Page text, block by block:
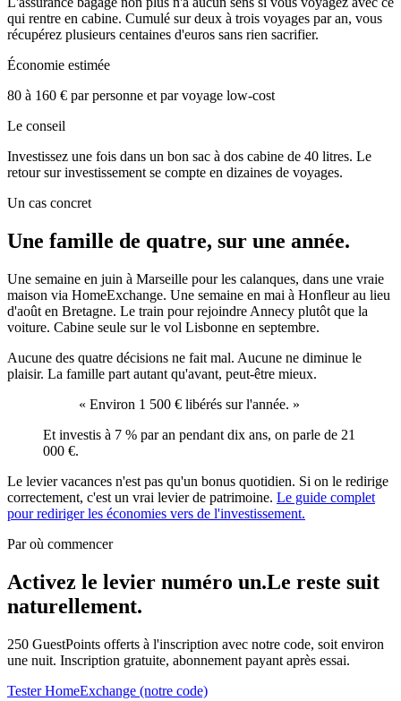
qui rentre en cabine. Cumulé sur deux à trois voyages par an, vous
récupérez plusieurs centaines d'euros sans rien sacrifier.
Économie estimée
80 à 160 € par personne et par voyage low-cost
Le conseil
Investissez une fois dans un bon sac à dos cabine de 40 litres. Le
retour sur investissement se compte en dizaines de voyages.
Un cas concret
Une famille de quatre, sur une année.
Une semaine en juin à Marseille pour les calanques, dans une vraie
maison via HomeExchange. Une semaine en mai à Honfleur au lieu
d'août en Bretagne. Le train pour rejoindre Annecy plutôt que la
voiture. Cabine seule sur le vol Lisbonne en septembre.
Aucune des quatre décisions ne fait mal. Aucune ne diminue le
plaisir. La famille part autant qu'avant, peut-être mieux.
« Environ 1 500 € libérés sur l'année. »
Et investis à 7 % par an pendant dix ans, on parle de 21
000 €.
Le levier vacances n'est pas qu'un bonus quotidien. Si on le redirige
correctement, c'est un vrai levier de patrimoine. Le guide complet
pour rediriger les économies vers de l'investissement.
Par où commencer
Activez le levier numéro un.Le reste suit
naturellement.
250 GuestPoints offerts à l'inscription avec notre code, soit environ
une nuit. Inscription gratuite, abonnement payant après essai.
Tester HomeExchange (notre code)